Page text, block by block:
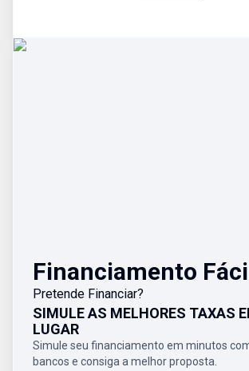
Financiamento
Pretende Financiar?
SIMULE AS MELHORES TAXAS
LUGAR
Simule seu financiamento em minutos
bancos e consiga a melhor proposta.